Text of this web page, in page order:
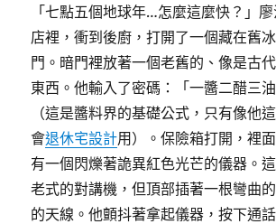
「七點五個地球年…怎麼這麼快？」
店裡，衝到後廚，打開了一個藏在舊
門。暗門裡放著一個老舊的、像是古
東西。他輸入了密碼：「一醬二醋三油
（這是醬料界的基礎公式，只有像他
會退休宅設計用）。保險箱打開，裡
有一個閃爍著詭異紅色光芒的儀器。
老式的對講機，但頂部插著一根彎曲
的天線。他顫抖著拿起儀器，按下通